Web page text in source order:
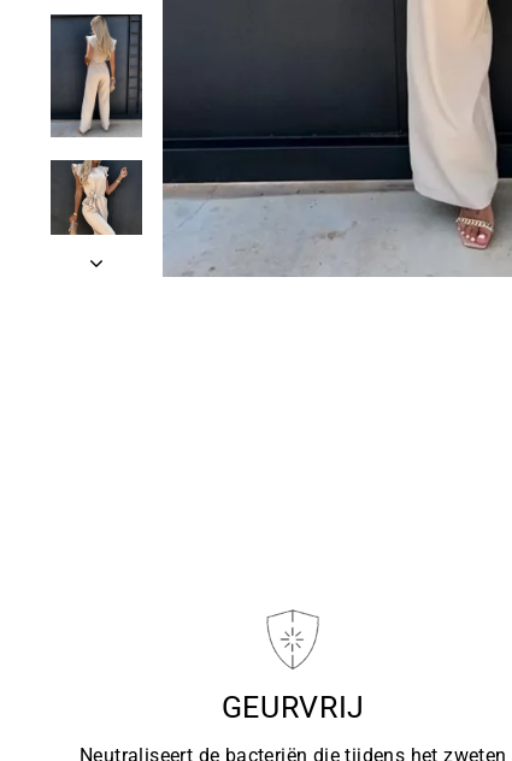
GEURVRIJ
Neutraliseert de bacteriën die tijdens het zweten